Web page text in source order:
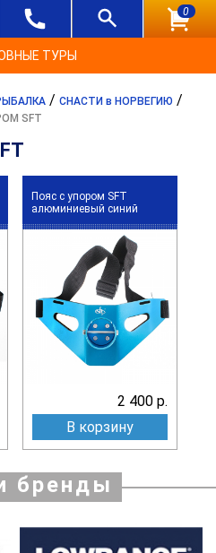
0
ТУРЫ
/ СНАСТИ в НОРВЕГИЮ /
SFT
Пояс с упором SFT
алюминиевый синий
2 400 р.
В корзину
бренды